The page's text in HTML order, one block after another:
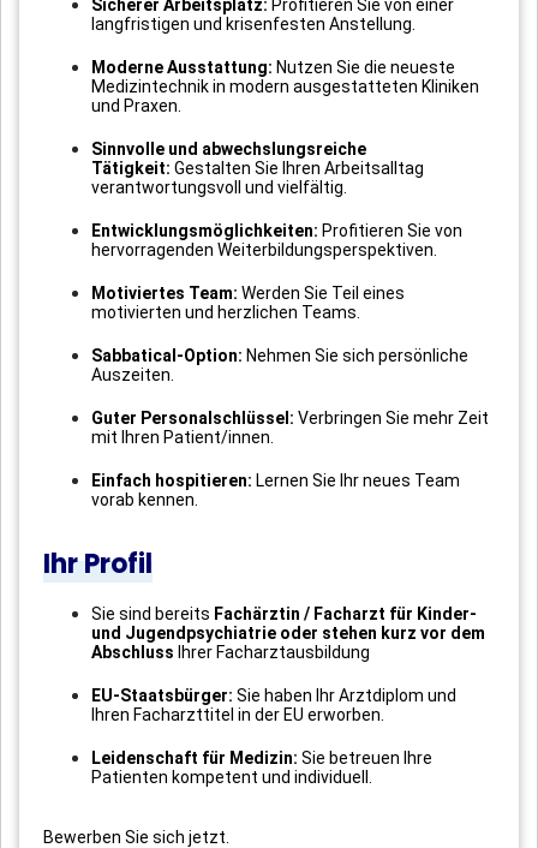
Sicherer Arbeitsplatz: Profitieren Sie von einer
langfristigen und krisenfesten Anstellung.
Moderne Ausstattung: Nutzen Sie die neueste
Medizintechnik in modern ausgestatteten Kliniken
und Praxen.
Sinnvolle und abwechslungsreiche
Tätigkeit: Gestalten Sie Ihren Arbeitsalltag
verantwortungsvoll und vielfältig.
Entwicklungsmöglichkeiten: Profitieren Sie von
hervorragenden Weiterbildungsperspektiven.
Motiviertes Team: Werden Sie Teil eines
motivierten und herzlichen Teams.
Sabbatical-Option: Nehmen Sie sich persönliche
Auszeiten.
Guter Personalschlüssel: Verbringen Sie mehr Zeit
mit Ihren Patient/innen.
Einfach hospitieren: Lernen Sie Ihr neues Team
vorab kennen.
Ihr Profil
Sie sind bereits Fachärztin / Facharzt für Kinder-
und Jugendpsychiatrie oder stehen kurz vor dem
Abschluss Ihrer Facharztausbildung
EU-Staatsbürger: Sie haben Ihr Arztdiplom und
Ihren Facharzttitel in der EU erworben.
Leidenschaft für Medizin: Sie betreuen Ihre
Patienten kompetent und individuell.
Bewerben Sie sich jetzt.